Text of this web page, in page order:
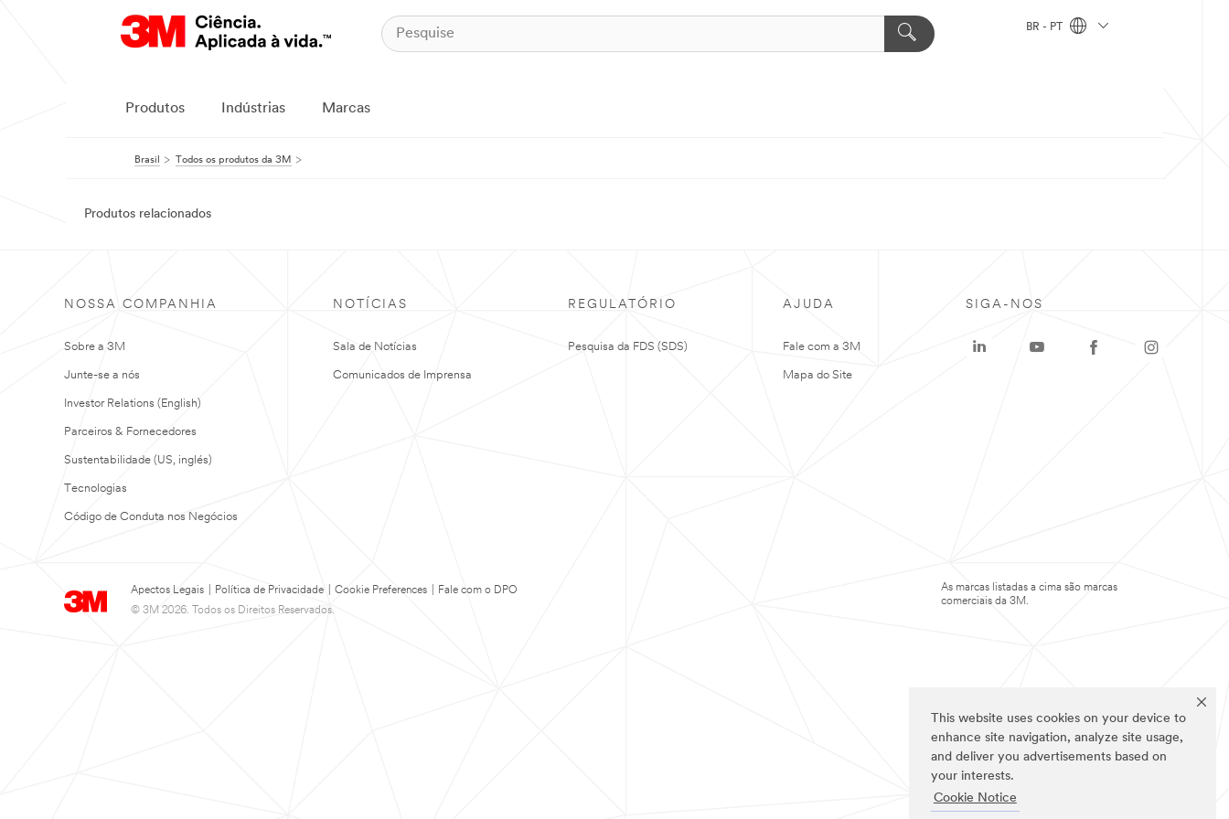
This website uses cookies on your device to
enhance site navigation, analyze site usage,
and deliver you advertisements based on
your interests.
Cookie Notice
BR - PT
Produtos Indústrias Marcas
Brasil Todos os produtos da 3M
Produtos relacionados
NOSSA COMPANHIA
Sobre a 3M
Junte-se a nós
Investor Relations (English)
Parceiros & Fornecedores
Sustentabilidade (US, inglés)
Tecnologias
Código de Conduta nos Negócios
NOTÍCIAS
Sala de Notícias
Comunicados de Imprensa
REGULATÓRIO
Pesquisa da FDS (SDS)
AJUDA
Fale com a 3M
Mapa do Site
Apectos Legais Política de Privacidade Cookie Preferences
Fale com o DPO
© 3M 2026. Todos os Direitos Reservados.
SIGA-NOS
As marcas listadas a cima são marcas
comerciais da 3M.